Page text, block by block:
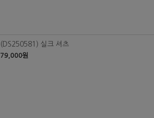
(DS250581) 실크 셔츠
79,000원